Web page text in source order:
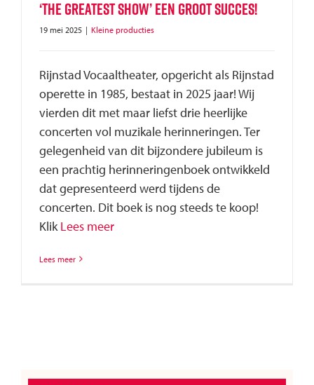
‘The Greatest Show’ een groot succes!
19 mei 2025 | Kleine producties
Rijnstad Vocaaltheater, opgericht als Rijnstad
operette in 1985, bestaat in 2025 jaar! Wij
vierden dit met maar liefst drie heerlijke
concerten vol muzikale herinneringen. Ter
gelegenheid van dit bijzondere jubileum is
een prachtig herinneringenboek ontwikkeld
dat gepresenteerd werd tijdens de
concerten. Dit boek is nog steeds te koop!
Klik Lees meer
Lees meer